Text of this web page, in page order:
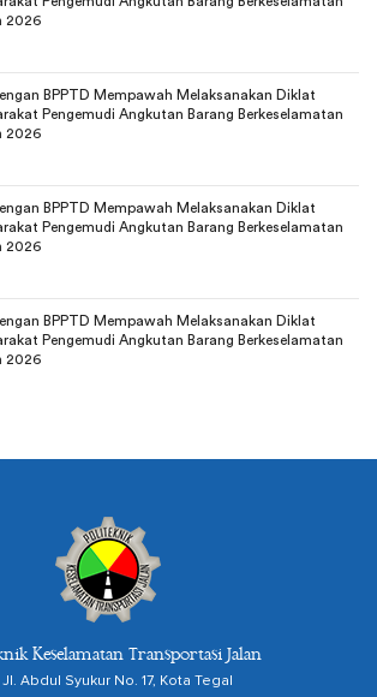
2026
BPPTD Mempawah Melaksanakan Diklat
Pengemudi Angkutan Barang Berkeselamatan
2026
BPPTD Mempawah Melaksanakan Diklat
Pengemudi Angkutan Barang Berkeselamatan
2026
BPPTD Mempawah Melaksanakan Diklat
Pengemudi Angkutan Barang Berkeselamatan
2026
Keselamatan Transportasi Jalan
Jl. Abdul Syukur No. 17, Kota Tegal